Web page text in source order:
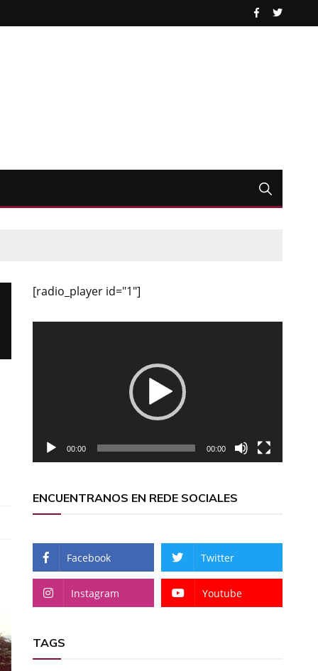
[radio_player id="1"]
00:00 00:00
ENCUENTRANOS EN REDE SOCIALES
Facebook Twitter
Instagram Youtube
TAGS